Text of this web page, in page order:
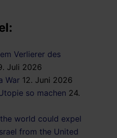
Verlierer des
Juli 2026
War 12. Juni 2026
so machen 24.
world could expel
from the United